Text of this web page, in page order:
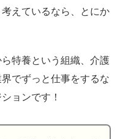
えているなら、とにか
特養という組織、介護
でずっと仕事をするな
ョンです！